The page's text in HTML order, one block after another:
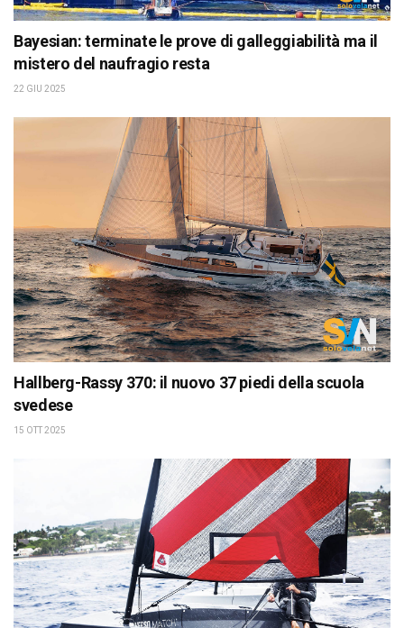
Bayesian: terminate le prove di galleggiabilità ma il
mistero del naufragio resta
22 GIU 2025
Hallberg-Rassy 370: il nuovo 37 piedi della scuola
svedese
15 OTT 2025